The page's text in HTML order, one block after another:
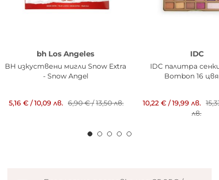
bh Los Angeles
BH изкуствени мигли Snow Extra
- Snow Angel
5,16 €/10,09 лв. 6,90 €/13,50 лв.
IDC
IDC палитра
Bombon 16
10,22 € /19,99 лв.
лв.